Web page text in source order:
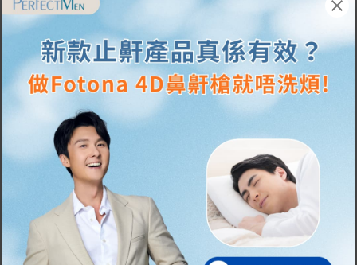
如果你對 Fotona 4D 感興趣，以下是你
在香港 Perfect Men 進行療程的實際體
驗：
- 地點便利：地鐵直達各個交通方便的旺
區的分店。
- 過程快捷：醫生或治療師會先檢查口腔
狀況。療程時，激光探頭會在口腔內（軟
顎、懸雍垂）進行溫和加熱。全程約 15